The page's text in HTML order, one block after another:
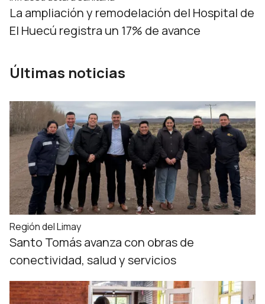
La ampliación y remodelación del Hospital de
El Huecú registra un 17% de avance
Últimas noticias
Región del Limay
Santo Tomás avanza con obras de
conectividad, salud y servicios